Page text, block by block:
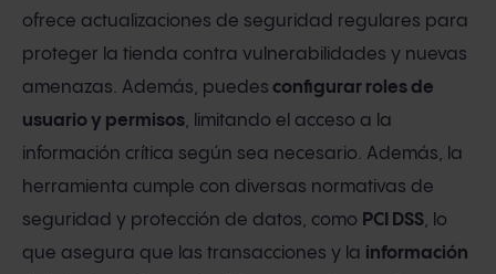
ofrece actualizaciones de seguridad regulares para
proteger la tienda contra vulnerabilidades y nuevas
amenazas. Además, puedes configurar roles de
usuario y permisos, limitando el acceso a la
información crítica según sea necesario. Además, la
herramienta cumple con diversas normativas de
seguridad y protección de datos, como PCI DSS, lo
que asegura que las transacciones y la información